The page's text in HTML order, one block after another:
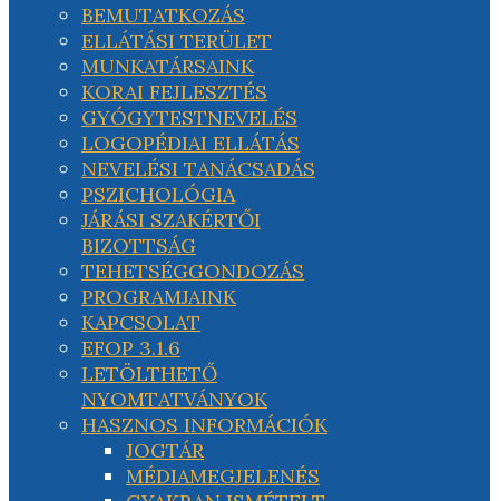
BEMUTATKOZÁS
ELLÁTÁSI TERÜLET
MUNKATÁRSAINK
KORAI FEJLESZTÉS
GYÓGYTESTNEVELÉS
LOGOPÉDIAI ELLÁTÁS
NEVELÉSI TANÁCSADÁS
PSZICHOLÓGIA
JÁRÁSI SZAKÉRTŐI
BIZOTTSÁG
TEHETSÉGGONDOZÁS
PROGRAMJAINK
KAPCSOLAT
EFOP 3.1.6
LETÖLTHETŐ
NYOMTATVÁNYOK
HASZNOS INFORMÁCIÓK
JOGTÁR
MÉDIAMEGJELENÉS